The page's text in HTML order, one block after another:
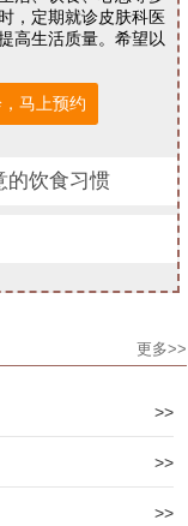
，定期就诊皮肤科医
高生活质量。希望以
马上预约
的饮食习惯
更多>>
>>
>>
>>